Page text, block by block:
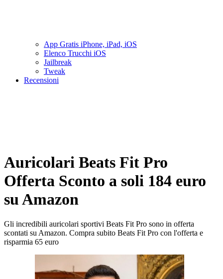
App Gratis iPhone, iPad, iOS
Elenco Trucchi iOS
Jailbreak
Tweak
Recensioni
Auricolari Beats Fit Pro
Offerta Sconto a soli 184 euro
su Amazon
Gli incredibili auricolari sportivi Beats Fit Pro sono in offerta
scontati su Amazon. Compra subito Beats Fit Pro con l'offerta e
risparmia 65 euro